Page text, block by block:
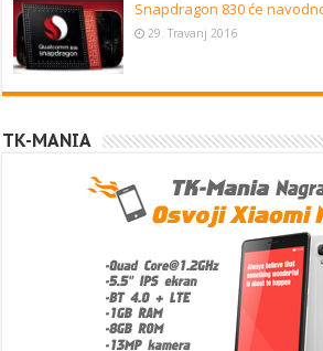
Snapdragon 830 će
29. Travanj 2016
TK-MANIA